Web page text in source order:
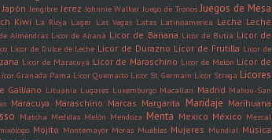
Japón Jengibre Jerez Johnnie Walker Juego de Tronos Juegos de Mesa
Kiwi La Rioja Lager Las Vegas Latas Latinoamerica Leche Leche
Almendras Licor de Ananá Licor de Banana Licor de Butiá Licor de
Licor de Dulce de Leche Licor de Durazno Licor de Frutilla Licor de
Licor de Maracuyá Licor de Maraschino Licor de Melón Licor de
Granada Pama Licor Quemaito Licor St Germain Licor Strega Licores
Galliano Lituania Lugares Luxemburgo Macallan Madrid Mahou-San
Maracuya Maraschino Marcas Margarita Maridaje Marihuana
Matcha Medidas Melón Mendoza Menta Mexico México Mezcal
Mojito Montemayor Moras Muebles Mujeres Mundial Música